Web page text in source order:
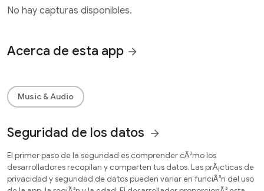
No hay capturas disponibles.
Acerca de esta app arrow_forward
Music & Audio
Seguridad de los datos arrow_forward
El primer paso de la seguridad es comprender cÃ³mo los
desarrolladores recopilan y comparten tus datos. Las prÃ¡cticas de
privacidad y seguridad de datos pueden variar en funciÃ³n del uso